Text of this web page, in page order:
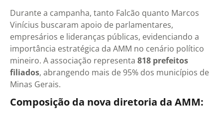
Durante a campanha, tanto Falcão quanto Marcos
Vinícius buscaram apoio de parlamentares,
empresários e lideranças públicas, evidenciando a
importância estratégica da AMM no cenário político
mineiro. A associação representa 818 prefeitos
filiados, abrangendo mais de 95% dos municípios de
Minas Gerais.
Composição da nova diretoria da AMM: